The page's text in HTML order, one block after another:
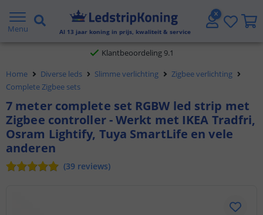
Menu Al 13 jaar koning in prijs, kwaliteit & service
Klantbeoordeling 9.1
morgen in huis
Home
Diverse leds Slimme verlichting
Zigbee verlichting
Complete Zigbee sets
7 meter complete set RGBW led strip met
Zigbee controller - Werkt met IKEA Tradfri,
Osram Lightify, Tuya SmartLife en vele
anderen
(39 reviews)